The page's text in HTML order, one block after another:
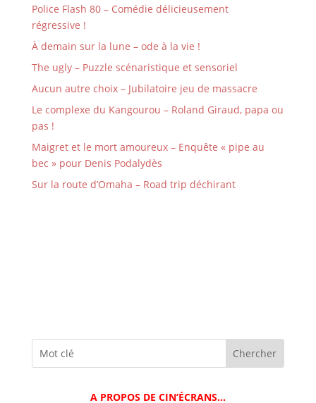
Police Flash 80 – Comédie délicieusement
régressive !
À demain sur la lune – ode à la vie !
The ugly – Puzzle scénaristique et sensoriel
Aucun autre choix – Jubilatoire jeu de massacre
Le complexe du Kangourou – Roland Giraud, papa ou
pas !
Maigret et le mort amoureux – Enquête « pipe au
bec » pour Denis Podalydès
Sur la route d’Omaha – Road trip déchirant
A PROPOS DE CIN’ÉCRANS…